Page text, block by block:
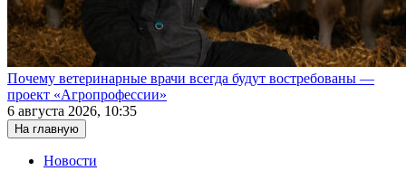
Почему ветеринарные врачи всегда будут востребованы —
проект «Агропрофессии»
6 августа 2026, 10:35
На главную
Новости